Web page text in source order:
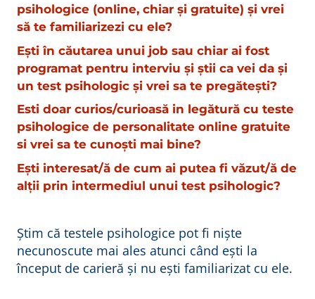
psihologice (online, chiar și gratuite) și vrei
să te familiarizezi cu ele?
Ești în căutarea unui job sau chiar ai fost
programat pentru interviu și știi ca vei da și
un test psihologic și vrei sa te pregătești?
Esti doar curios/curioasă in legătură cu teste
psihologice de personalitate online gratuite
si vrei sa te cunoști mai bine?
Ești interesat/ă de cum ai putea fi văzut/ă de
alții prin intermediul unui test psihologic?
Știm că testele psihologice pot fi niște
necunoscute mai ales atunci când ești la
început de carieră și nu ești familiarizat cu ele.